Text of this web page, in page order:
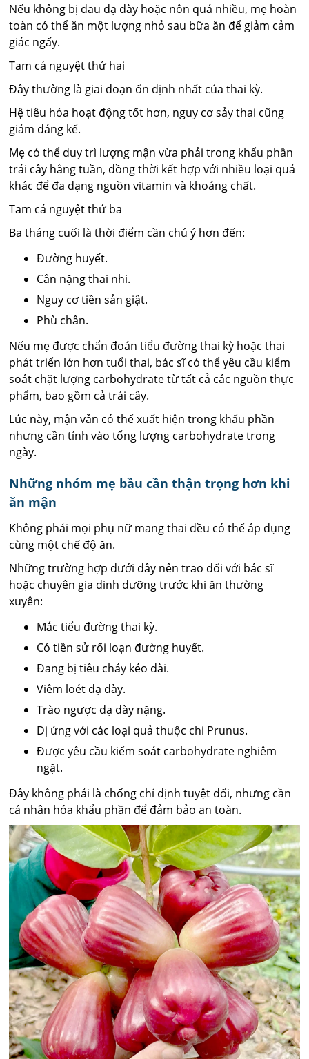
Nếu không bị đau dạ dày hoặc nôn quá nhiều, mẹ hoàn
toàn có thể ăn một lượng nhỏ sau bữa ăn để giảm cảm
giác ngấy.
Tam cá nguyệt thứ hai
Đây thường là giai đoạn ổn định nhất của thai kỳ.
Hệ tiêu hóa hoạt động tốt hơn, nguy cơ sảy thai cũng
giảm đáng kể.
Mẹ có thể duy trì lượng mận vừa phải trong khẩu phần
trái cây hằng tuần, đồng thời kết hợp với nhiều loại quả
khác để đa dạng nguồn vitamin và khoáng chất.
Tam cá nguyệt thứ ba
Ba tháng cuối là thời điểm cần chú ý hơn đến:
Đường huyết.
Cân nặng thai nhi.
Nguy cơ tiền sản giật.
Phù chân.
Nếu mẹ được chẩn đoán tiểu đường thai kỳ hoặc thai
phát triển lớn hơn tuổi thai, bác sĩ có thể yêu cầu kiểm
soát chặt lượng carbohydrate từ tất cả các nguồn thực
phẩm, bao gồm cả trái cây.
Lúc này, mận vẫn có thể xuất hiện trong khẩu phần
nhưng cần tính vào tổng lượng carbohydrate trong
ngày.
Những nhóm mẹ bầu cần thận trọng hơn khi
ăn mận
Không phải mọi phụ nữ mang thai đều có thể áp dụng
cùng một chế độ ăn.
Những trường hợp dưới đây nên trao đổi với bác sĩ
hoặc chuyên gia dinh dưỡng trước khi ăn thường
xuyên:
Mắc tiểu đường thai kỳ.
Có tiền sử rối loạn đường huyết.
Đang bị tiêu chảy kéo dài.
Viêm loét dạ dày.
Trào ngược dạ dày nặng.
Dị ứng với các loại quả thuộc chi Prunus.
Được yêu cầu kiểm soát carbohydrate nghiêm
ngặt.
Đây không phải là chống chỉ định tuyệt đối, nhưng cần
cá nhân hóa khẩu phần để đảm bảo an toàn.